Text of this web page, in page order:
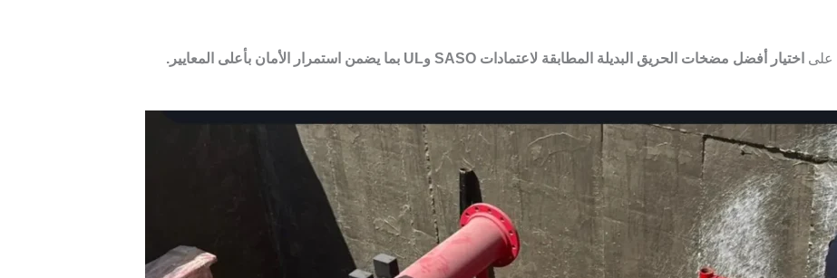
على اختيار أفضل مضخات الحريق البديلة المطابقة لاعتمادات SASO وUL بما يضمن استمرار الأمان بأعلى المعايير.